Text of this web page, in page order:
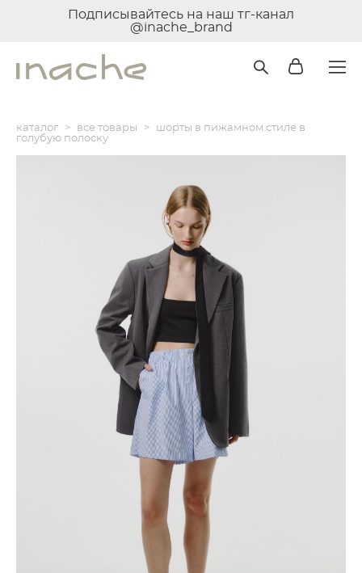
Подписывайтесь на наш тг-канал
@inache_brand
каталог > все товары >
шорты в пижамном стиле в
голубую полоску